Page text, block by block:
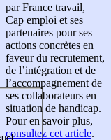
par France travail,
Cap emploi et ses
partenaires pour ses
actions concrètes en
faveur du recrutement,
de l’intégration et de
l’accompagnement de
ses collaborateurs en
situation de handicap.
Pour en savoir plus,
consultez cet article.